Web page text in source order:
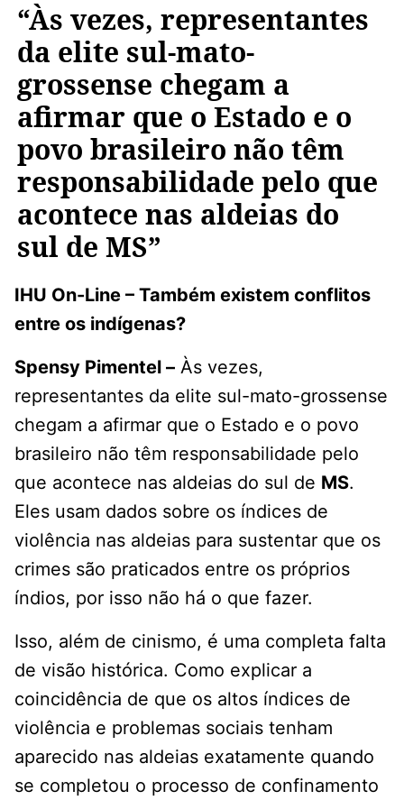
“Às vezes, representantes
da elite sul-mato-
grossense chegam a
afirmar que o Estado e o
povo brasileiro não têm
responsabilidade pelo que
acontece nas aldeias do
sul de MS”
IHU On-Line – Também existem conflitos
entre os indígenas?
Spensy Pimentel – Às vezes,
representantes da elite sul-mato-grossense
chegam a afirmar que o Estado e o povo
brasileiro não têm responsabilidade pelo
que acontece nas aldeias do sul de MS.
Eles usam dados sobre os índices de
violência nas aldeias para sustentar que os
crimes são praticados entre os próprios
índios, por isso não há o que fazer.
Isso, além de cinismo, é uma completa falta
de visão histórica. Como explicar a
coincidência de que os altos índices de
violência e problemas sociais tenham
aparecido nas aldeias exatamente quando
se completou o processo de confinamento